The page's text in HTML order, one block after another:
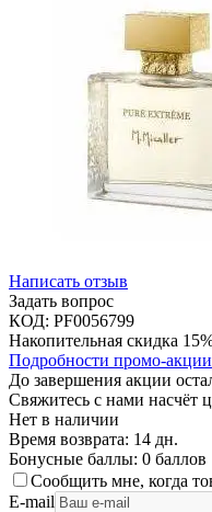
Написать отзыв
Задать вопрос
КОД: PF0056799
Накопительная скидка
Подробности промо-акции
До завершения акции
Свяжитесь с нами насчёт
Нет в наличии
Время возврата: 14 дн.
Бонусные баллы: 0 баллов
Сообщить мне, когда
E-mail